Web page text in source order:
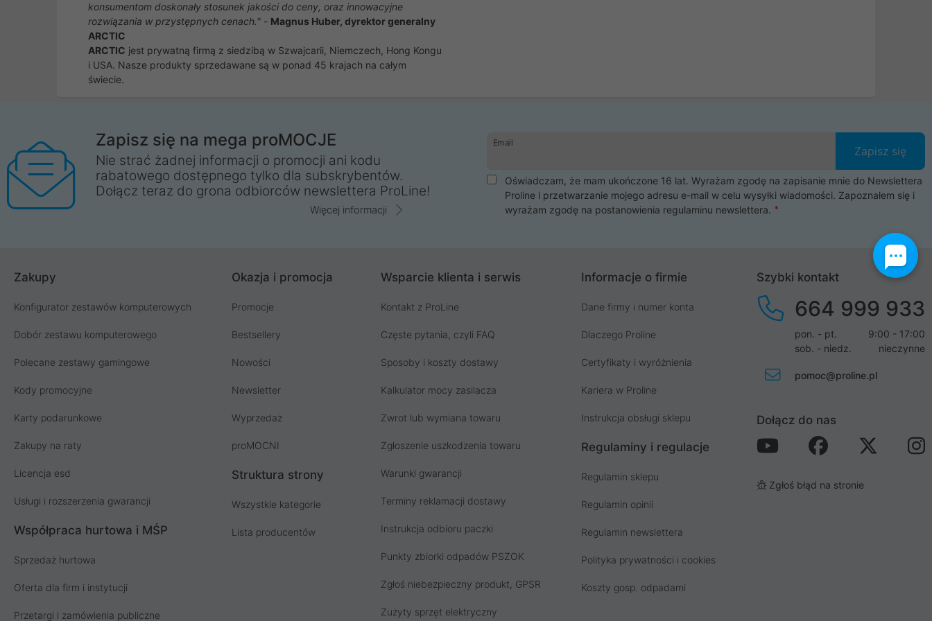
konsumentom doskonały stosunek jakości do ceny, oraz innowacyjne
rozwiązania w przystępnych cenach." - Magnus Huber, dyrektor generalny
ARCTIC
ARCTIC jest prywatną firmą z siedzibą w Szwajcarii, Niemczech, Hong Kongu
i USA. Nasze produkty sprzedawane są w ponad 45 krajach na całym
świecie.
Zapisz się na mega proMOCJE
Nie strać żadnej informacji o promocji ani kodu
rabatowego dostępnego tylko dla subskrybentów.
Dołącz teraz do grona odbiorców newslettera ProLine!
Więcej informacji
Email
Zapisz się
Oświadczam, że mam ukończone 16 lat. Wyrażam zgodę na zapisanie mnie do Newslettera
Proline i przetwarzanie mojego adresu e-mail w celu wysyłki wiadomości. Zapoznałem się i
wyrażam zgodę na postanowienia regulaminu newslettera.
Zakupy
Konfigurator zestawów komputerowych
Dobór zestawu komputerowego
Polecane zestawy gamingowe
Kody promocyjne
Karty podarunkowe
Zakupy na raty
Licencja esd
Usługi i rozszerzenia gwarancji
Współpraca hurtowa i MŚP
Sprzedaż hurtowa
Oferta dla firm i instytucji
Przetargi i zamówienia publiczne
Okazja i promocja
Promocje
Bestsellery
Nowości
Newsletter
Wyprzedaż
proMOCNI
Struktura strony
Wszystkie kategorie
Lista producentów
Wsparcie klienta i serwis
Kontakt z ProLine
Częste pytania, czyli FAQ
Sposoby i koszty dostawy
Kalkulator mocy zasilacza
Zwrot lub wymiana towaru
Zgłoszenie uszkodzenia towaru
Warunki gwarancji
Terminy reklamacji dostawy
Instrukcja odbioru paczki
Punkty zbiorki odpadów PSZOK
Zgłoś niebezpieczny produkt, GPSR
Zużyty sprzęt elektryczny
Informacje o firmie
Dane firmy i numer konta
Dlaczego Proline
Certyfikaty i wyróżnienia
Kariera w Proline
Instrukcja obsługi sklepu
Regulaminy i regulacje
Regulamin sklepu
Regulamin opinii
Regulamin newslettera
Polityka prywatności i cookies
Koszty gosp. odpadami
Szybki kontakt
664 999 933
pon. - pt.
9:00 - 17:00
sob. - niedz.
nieczynne
pomoc@proline.pl
Dołącz do nas
Zgłoś błąd na stronie